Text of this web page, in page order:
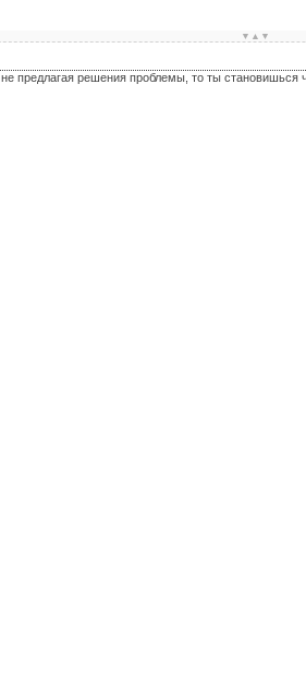
▼▲▼
предлагая решения проблемы, то ты становишься